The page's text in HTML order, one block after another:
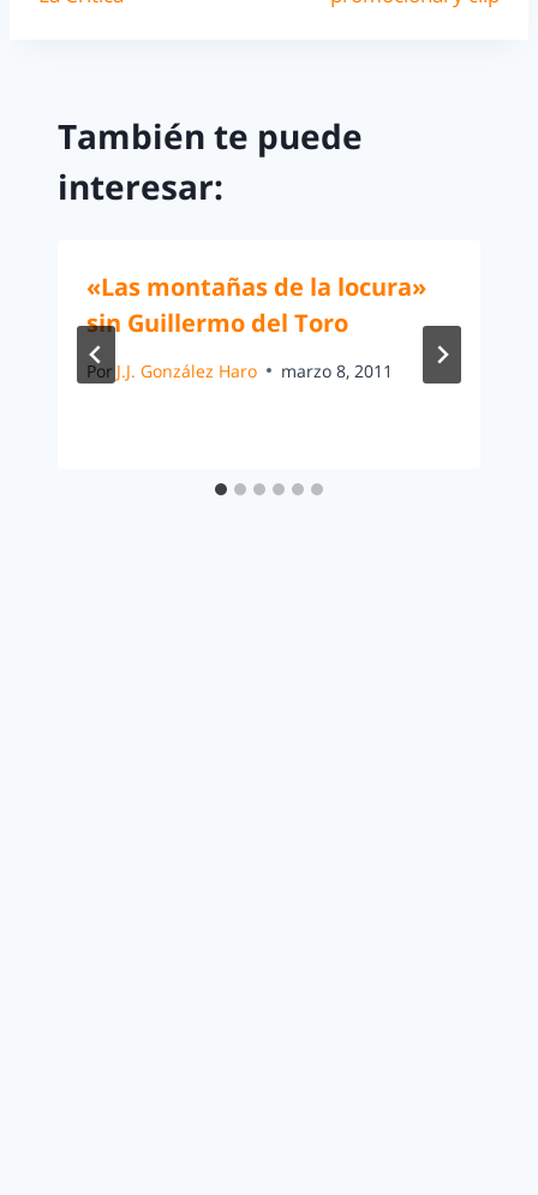
También te puede
interesar:
«Las montañas de la locura»
sin Guillermo del Toro
Por J.J. González Haro marzo 8, 2011